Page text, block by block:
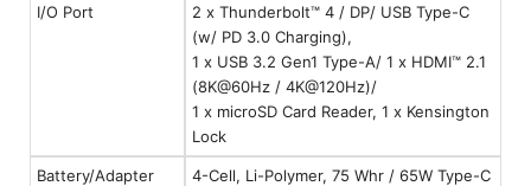
I/O Port
2 x Thunderbolt™ 4 / DP/ USB Type-C
(w/ PD 3.0 Charging),
1 x USB 3.2 Gen1 Type-A/ 1 x HDMI™ 2.1
(8K@60Hz / 4K@120Hz)/
1 x microSD Card Reader, 1 x Kensington
Lock
Battery/Adapter
4-Cell, Li-Polymer, 75 Whr / 65W Type-C